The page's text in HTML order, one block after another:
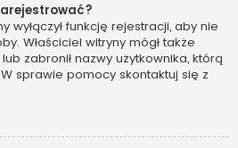
wyłączył funkcję rejestracji, aby nie
Właściciel witryny mógł także
zabronił nazwy użytkownika, którą
sprawie pomocy skontaktuj się z